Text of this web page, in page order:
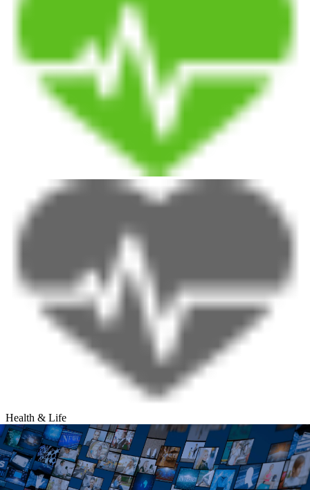
Health & Life